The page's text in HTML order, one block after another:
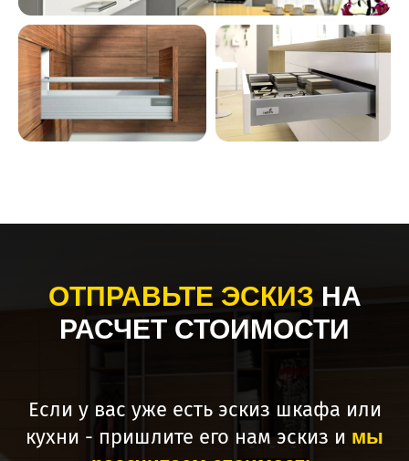
ОТПРАВЬТЕ ЭСКИЗ НА
РАСЧЕТ СТОИМОСТИ
Если у вас уже есть эскиз шкафа или
кухни - пришлите его нам эскиз и мы